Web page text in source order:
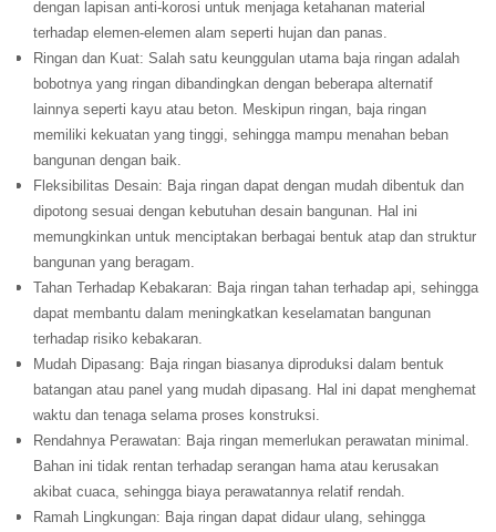
dengan lapisan anti-korosi untuk menjaga ketahanan material
terhadap elemen-elemen alam seperti hujan dan panas.
Ringan dan Kuat: Salah satu keunggulan utama baja ringan adalah
bobotnya yang ringan dibandingkan dengan beberapa alternatif
lainnya seperti kayu atau beton. Meskipun ringan, baja ringan
memiliki kekuatan yang tinggi, sehingga mampu menahan beban
bangunan dengan baik.
Fleksibilitas Desain: Baja ringan dapat dengan mudah dibentuk dan
dipotong sesuai dengan kebutuhan desain bangunan. Hal ini
memungkinkan untuk menciptakan berbagai bentuk atap dan struktur
bangunan yang beragam.
Tahan Terhadap Kebakaran: Baja ringan tahan terhadap api, sehingga
dapat membantu dalam meningkatkan keselamatan bangunan
terhadap risiko kebakaran.
Mudah Dipasang: Baja ringan biasanya diproduksi dalam bentuk
batangan atau panel yang mudah dipasang. Hal ini dapat menghemat
waktu dan tenaga selama proses konstruksi.
Rendahnya Perawatan: Baja ringan memerlukan perawatan minimal.
Bahan ini tidak rentan terhadap serangan hama atau kerusakan
akibat cuaca, sehingga biaya perawatannya relatif rendah.
Ramah Lingkungan: Baja ringan dapat didaur ulang, sehingga